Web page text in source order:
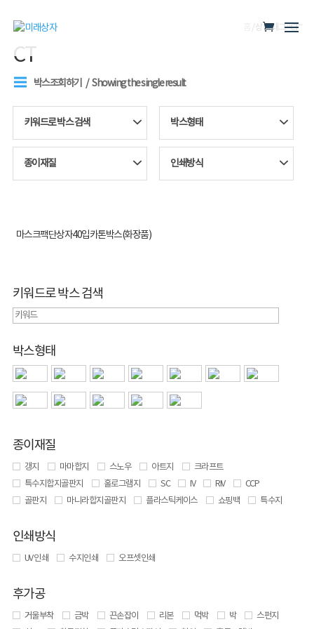
/ 상품 태그 “CT”
CT
박스조회하기 Showing the single result
키워드로 박스 검색 박스형태
종이재질 인쇄방식
마스크팩단상자40입카톤박스(화장품)
키워드로 박스 검색
박스형태
종이재질
갱지 마마합지 스노우 아트지
크라프트
특수지합지골판지
홀로그램지 SC IV RIV
CCP
골판지
마니라합지골판지 플라스틱케이스 쇼핑백 특수지
인쇄방식
UV 인쇄 수지인쇄 오프셋인쇄
후가공
거울부착 금박 끈손잡이 리본 먹박 박
스펀지